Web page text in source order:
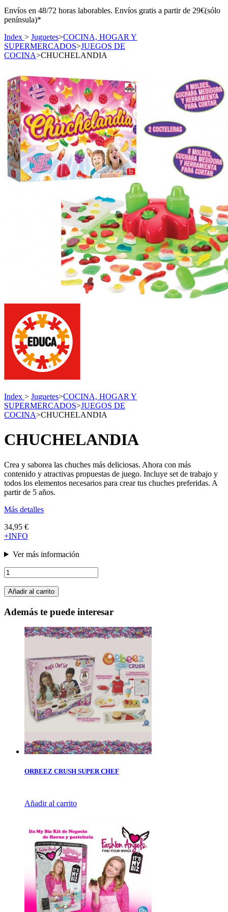
Envíos en 48/72 horas laborables. Envíos gratis a partir de 29€(sólo
península)*
Index > Juguetes>COCINA, HOGAR Y
SUPERMERCADOS>JUEGOS DE
COCINA>CHUCHELANDIA
Index > Juguetes>COCINA, HOGAR Y
SUPERMERCADOS>JUEGOS DE
COCINA>CHUCHELANDIA
CHUCHELANDIA
Crea y saborea las chuches más deliciosas. Ahora con más
contenido y atractivas propuestas de juego. Incluye set de trabajo y
todos los elementos necesarios para crear tus chuches preferidas. A
partir de 5 años.
Más detalles
34,95 €
+INFO
Ver más información
Añadir al carrito
Además te puede interesar
ORBEEZ CRUSH SUPER CHEF
Añadir al carrito